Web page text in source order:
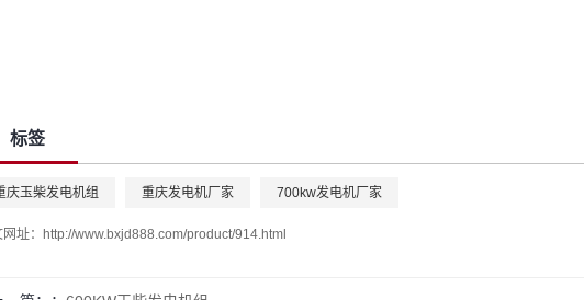
标签
庆玉柴发电机组 重庆发电机厂家 700kw发电机厂家
址： http://www.bxjd888.com/product/914.html